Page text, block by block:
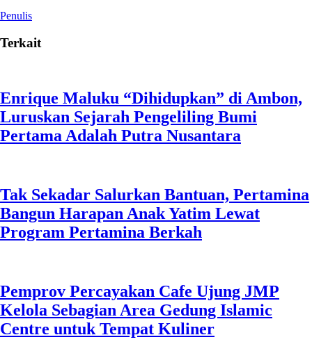
Penulis
Terkait
Enrique Maluku “Dihidupkan” di Ambon,
Luruskan Sejarah Pengeliling Bumi
Pertama Adalah Putra Nusantara
Tak Sekadar Salurkan Bantuan, Pertamina
Bangun Harapan Anak Yatim Lewat
Program Pertamina Berkah
Pemprov Percayakan Cafe Ujung JMP
Kelola Sebagian Area Gedung Islamic
Centre untuk Tempat Kuliner